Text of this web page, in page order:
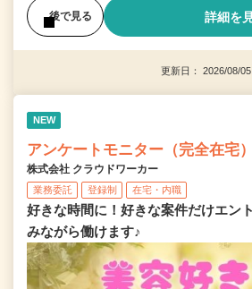
後で見る 詳細を
更新日： 2026/08/
NEW
アンケートモニター（完全在宅）
株式会社 クラウドワーカー
業務委託 登録制 在宅・内職
好きな時間に！好きな案件だけエン
みながら働けます♪